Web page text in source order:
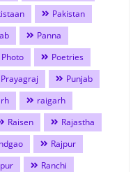
Pakistan
Panna
Photo
Poetries
Prayagraj
Punjab
raigarh
Raisen
Rajastha
Rajpur
Ranchi